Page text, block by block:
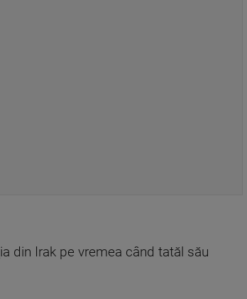
din Irak pe vremea când tatăl său